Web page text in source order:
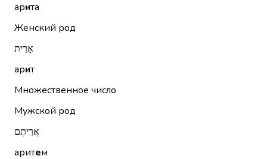
арита
Женский род
אָרִית
арит
Множественное число
Мужской род
אֲרִיתֶם
аритем